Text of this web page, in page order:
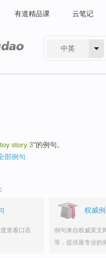
有道精品课 云笔记
中英
toy story 3"的例句。
部例句
查看口语、
权威
例句来自权威英文
等，提供最专业的